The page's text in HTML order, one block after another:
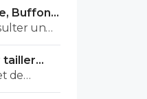
à faire ton
dans ta
Buffon
un
fachos
tailler
de